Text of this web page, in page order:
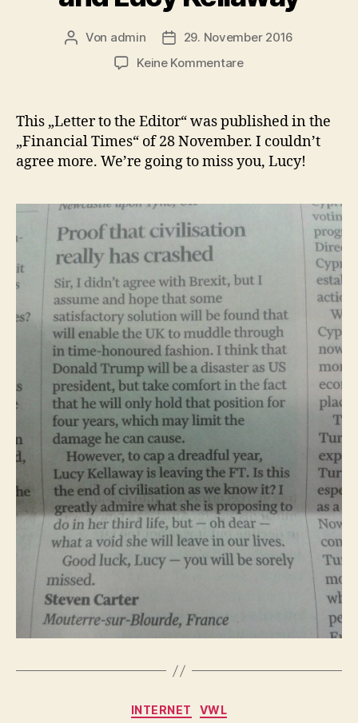
Beitragsautor
Von admin Beitragsdatum
29. November 2016
Keine Kommentarezu
Trump
and
Lucy
Kellaway
This „Letter to the Editor“ was published in the
„Financial Times“ of 28 November. I couldn’t
agree more. We’re going to miss you, Lucy!
Kategorien
INTERNET VWL